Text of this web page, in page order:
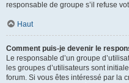
responsable de groupe s’il refuse
Haut
Comment puis-je devenir le
Le responsable d’un groupe
les groupes d’utilisateurs sont
forum. Si vous êtes intéressé par la